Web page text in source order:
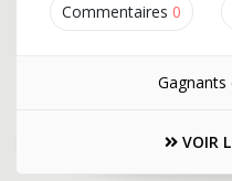
Commentaires 0
VOIR